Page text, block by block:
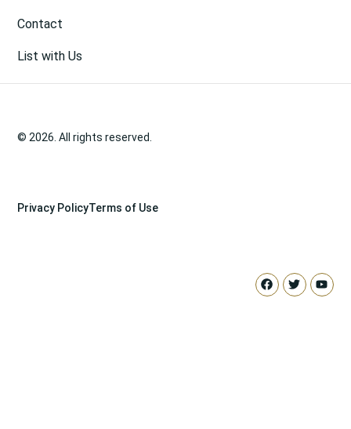
Contact
List with Us
© 2026. All rights reserved.
Privacy PolicyTerms of Use